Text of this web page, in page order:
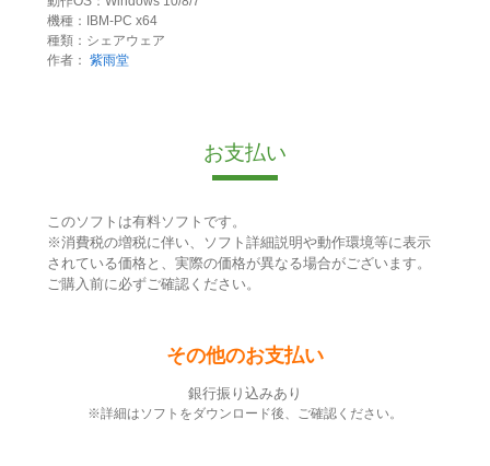
機種：IBM-PC x64
種類：シェアウェア
作者： 紫雨堂
お支払い
このソフトは有料ソフトです。
※消費税の増税に伴い、ソフト詳細説明や動作環境等に表示
されている価格と、実際の価格が異なる場合がございます。
ご購入前に必ずご確認ください。
その他のお支払い
銀行振り込みあり
※詳細はソフトをダウンロード後、ご確認ください。